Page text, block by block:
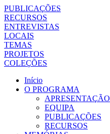
PUBLICAÇÕES
RECURSOS
ENTREVISTAS
LOCAIS
TEMAS
PROJETOS
COLEÇÕES
Início
O PROGRAMA
APRESENTAÇÃO
EQUIPA
PUBLICAÇÕES
RECURSOS